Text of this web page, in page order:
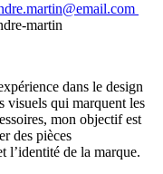
martin
dans le design
visuels qui marquent les
mon objectif est
des pièces
l’identité de la marque.